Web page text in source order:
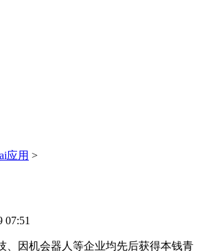
ai应用 >
07:51
因机会器人等企业均先后获得本钱青